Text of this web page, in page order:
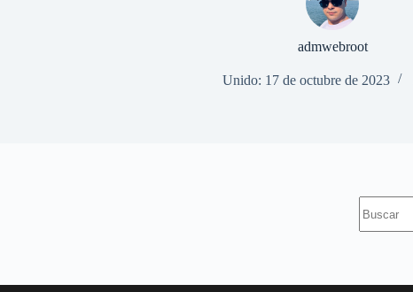
admwebroot
Unido: 17 de octubre de 2023
resultados